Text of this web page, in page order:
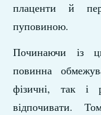
плаценти й
пуповиною.
Починаючи із
повинна
фізичні, так і
відпочивати.